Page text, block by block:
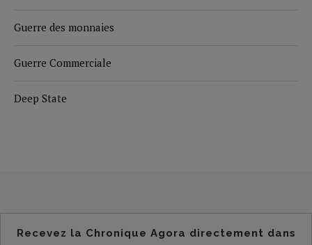
Guerre des monnaies
Guerre Commerciale
Deep State
Recevez la Chronique Agora directement dans